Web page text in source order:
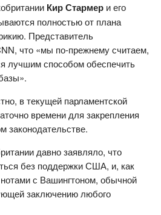
Кир Стармер и его
полностью от плана
Представитель
что «мы по-прежнему считаем,
лучшим способом обеспечить
в текущей парламентской
времени для закрепления
законодательстве.
давно заявляло, что
без поддержки США, и, как
с Вашингтоном, обычной
заключению любого